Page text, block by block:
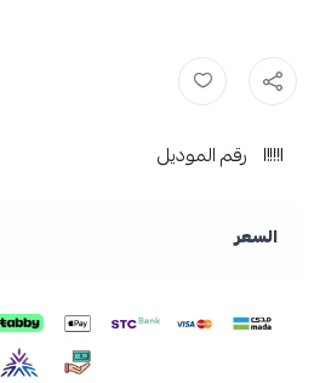
مافالا , مقوي الاظافر مافالا ,
رقم الموديل
السعر